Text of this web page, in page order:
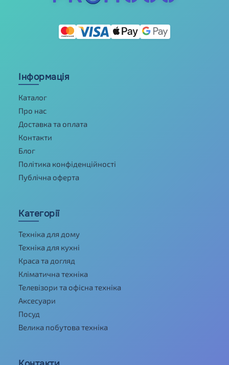
Інформація
Каталог
Про нас
Доставка та оплата
Контакти
Блог
Політика конфіденційності
Публічна оферта
Категорії
Техніка для дому
Техніка для кухні
Краса та догляд
Кліматична техніка
Телевізори та офісна техніка
Аксесуари
Посуд
Велика побутова техніка